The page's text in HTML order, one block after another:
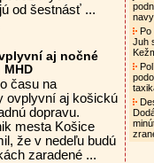
od šestnásť ...
aj nočné
času na
ovplyvní aj košickú
dopravu.
mesta Košice
že v nedeľu budú
zaradené ...
Po
Juh